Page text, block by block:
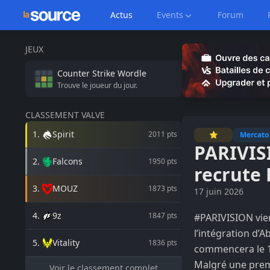
Actus Events Forum
JEUX
Counter Strike Wordle
Trouve le joueur du jour.
CLASSEMENT VALVE
1 . Spirit 2011 pts
2. Falcons 1950 pts
3. MOUZ 1873 pts
4. 9z 1847 pts
5. Vitality 1836 pts
⭐ Mercato
recrute
17 juin 2026
#PARIVISION
l’intégration
commencera le
Malgré une